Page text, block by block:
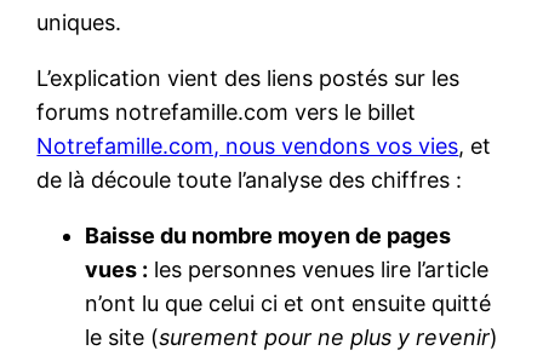
uniques.
L’explication vient des liens postés sur les
forums notrefamille.com vers le billet
Notrefamille.com, nous vendons vos vies, et
de là découle toute l’analyse des chiffres :
Baisse du nombre moyen de pages
vues : les personnes venues lire l’article
n’ont lu que celui ci et ont ensuite quitté
le site (surement pour ne plus y revenir)